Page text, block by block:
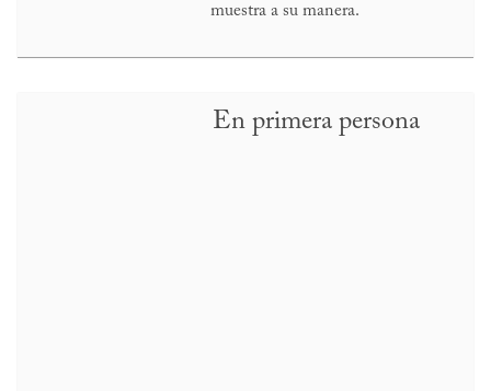
muestra a su manera.
En primera persona